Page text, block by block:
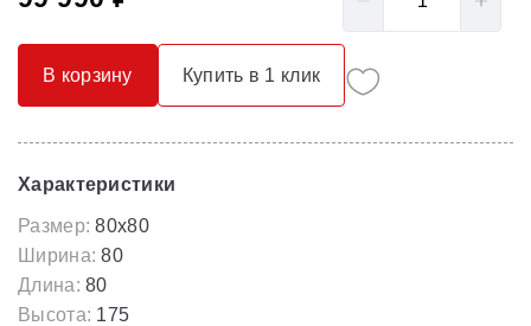
В корзину Купить в 1 клик
Характеристики
Размер: 80x80
Ширина: 80
Длина: 80
Высота: 175